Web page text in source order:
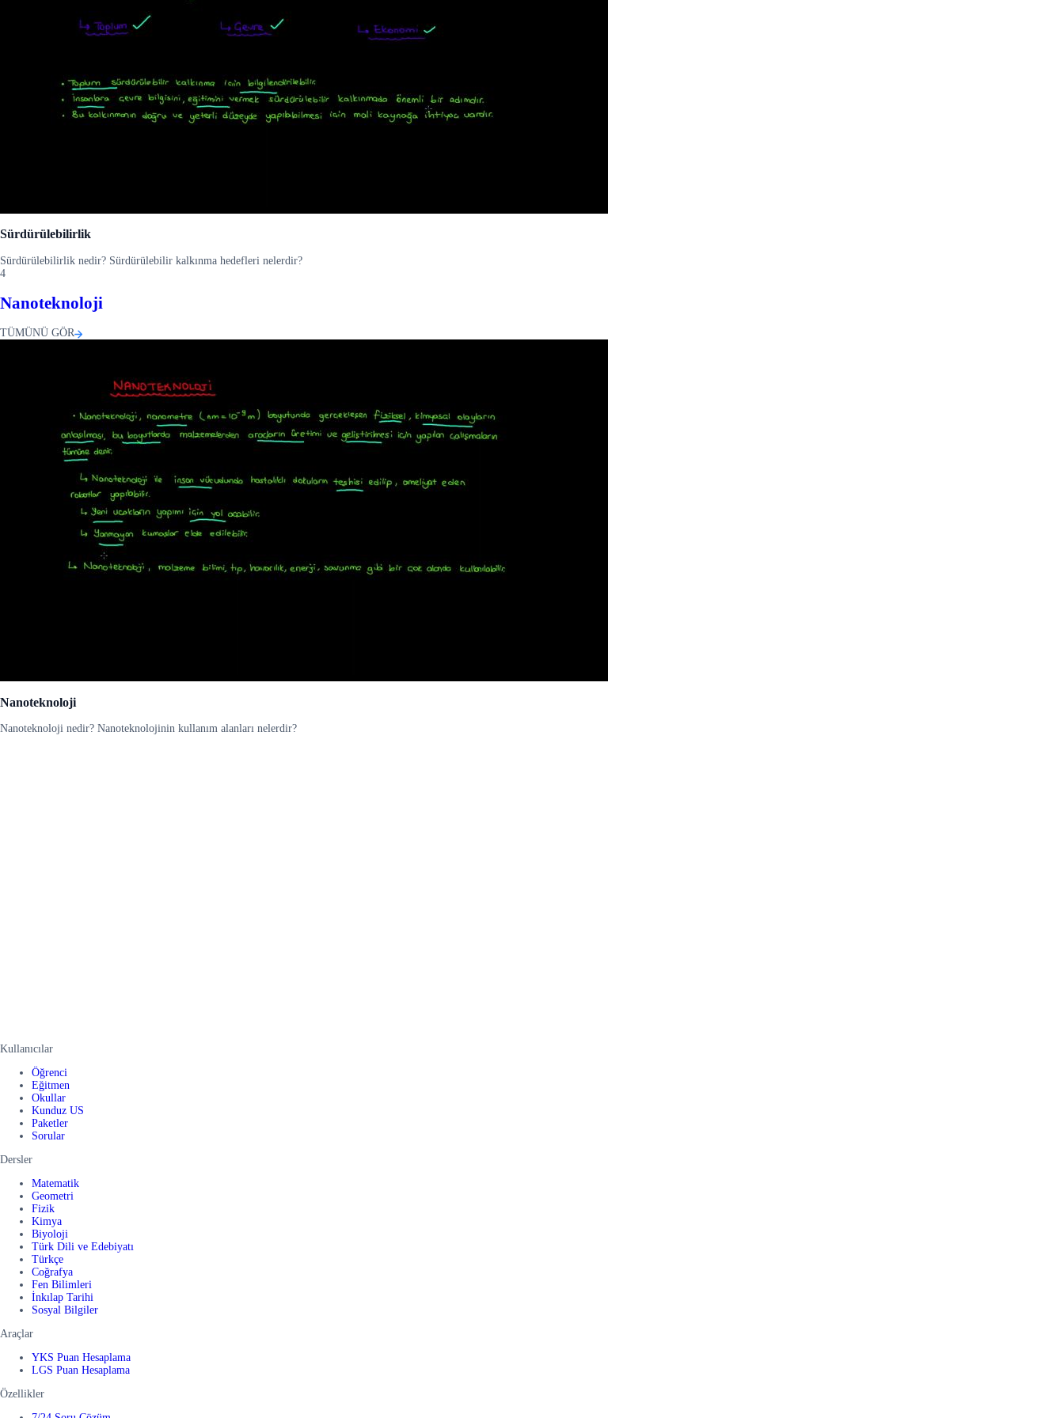
Sürdürülebilirlik
Sürdürülebilirlik nedir? Sürdürülebilir kalkınma hedefleri nelerdir?
4
Nanoteknoloji
TÜMÜNÜ GÖR
Nanoteknoloji
Nanoteknoloji nedir? Nanoteknolojinin kullanım alanları nelerdir?
Kullanıcılar
Öğrenci
Eğitmen
Okullar
Kunduz US
Paketler
Sorular
Dersler
Matematik
Geometri
Fizik
Kimya
Biyoloji
Türk Dili ve Edebiyatı
Türkçe
Coğrafya
Fen Bilimleri
İnkılap Tarihi
Sosyal Bilgiler
Araçlar
YKS Puan Hesaplama
LGS Puan Hesaplama
Özellikler